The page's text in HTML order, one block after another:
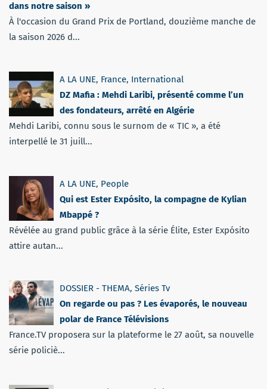
dans notre saison »
À l'occasion du Grand Prix de Portland, douzième manche de
la saison 2026 d...
A LA UNE, France, International
DZ Mafia : Mehdi Laribi, présenté comme l’un
des fondateurs, arrêté en Algérie
Mehdi Laribi, connu sous le surnom de « TIC », a été
interpellé le 31 juill...
A LA UNE, People
Qui est Ester Expósito, la compagne de Kylian
Mbappé ?
Révélée au grand public grâce à la série Élite, Ester Expósito
attire autan...
DOSSIER - THEMA, Séries Tv
On regarde ou pas ? Les évaporés, le nouveau
polar de France Télévisions
France.TV proposera sur la plateforme le 27 août, sa nouvelle
série policiè...